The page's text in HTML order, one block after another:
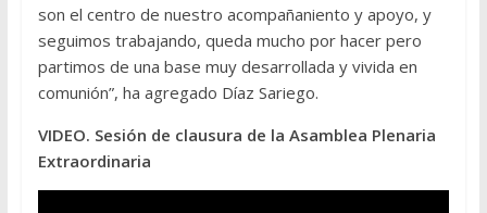
son el centro de nuestro acompañaniento y apoyo, y
seguimos trabajando, queda mucho por hacer pero
partimos de una base muy desarrollada y vivida en
comunión”, ha agregado Díaz Sariego.
VIDEO. Sesión de clausura de la Asamblea Plenaria
Extraordinaria